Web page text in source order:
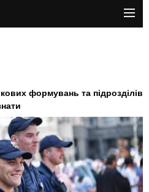
формувань та підрозділів